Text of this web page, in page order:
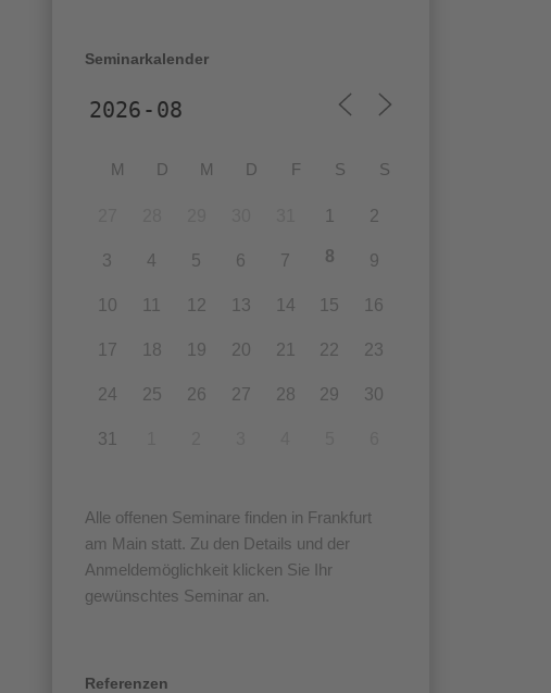
Seminarkalender
M D M D F S S
1 2
3 4 5 6 7 8 9
10 11 12 13 14 15 16
17 18 19 20 21 22 23
24 25 26 27 28 29 30
31
Alle offenen Seminare finden in Frankfurt
am Main statt. Zu den Details und der
Anmeldemöglichkeit klicken Sie Ihr
gewünschtes Seminar an.
Referenzen